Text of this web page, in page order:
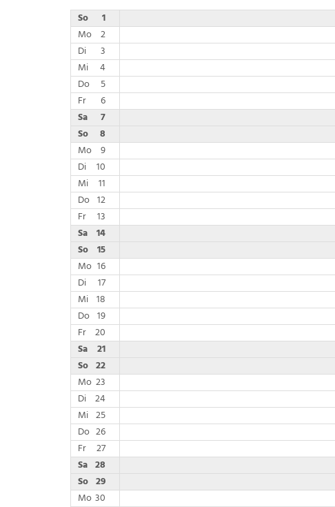
So
1
Mo 2
Di
3
Mi
4
Do
5
Fr
6
Sa
7
So
8
Mo 9
Di
10
Mi
11
Do 12
Fr
13
Sa 14
So 15
Mo 16
Di
17
Mi 18
Do 19
Fr 20
Sa
21
So 22
Mo 23
Di 24
Mi 25
Do 26
Fr
27
Sa 28
So 29
Mo 30